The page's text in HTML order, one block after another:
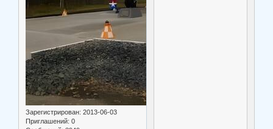
Зарегистрирован: 2013-06-03
Приглашений: 0